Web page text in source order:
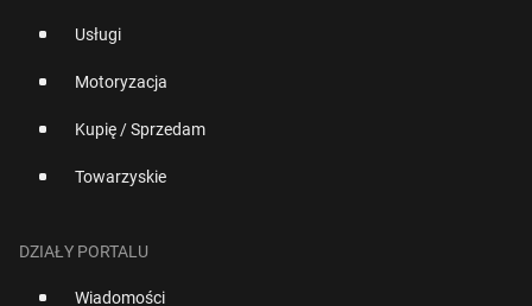
Usługi
Motoryzacja
Kupię / Sprzedam
Towarzyskie
DZIAŁY PORTALU
Wiadomości